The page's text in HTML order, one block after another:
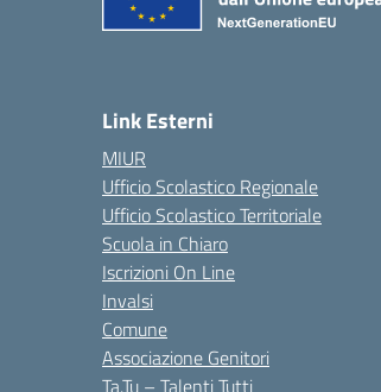
Link Esterni
MIUR
Ufficio Scolastico Regionale
Ufficio Scolastico Territoriale
Scuola in Chiaro
Iscrizioni On Line
Invalsi
Comune
Associazione Genitori
Ta.Tu – Talenti Tutti